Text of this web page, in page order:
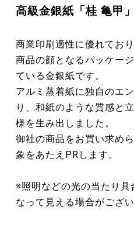
高級金銀紙「桂 亀甲」
商業印刷適性に優れてお
商品の顔となるパッケー
ている金銀紙です。
アルミ蒸着紙に独自のエ
り、和紙のような質感と
様を生み出しました。
御社の商品をお買い求め
象をあたえPRします。
※照明などの光の当たり
なって見える場合がござい